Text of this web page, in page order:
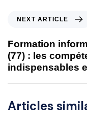
NEXT ARTICLE
Formation
(77) : les
indispensables
Articles